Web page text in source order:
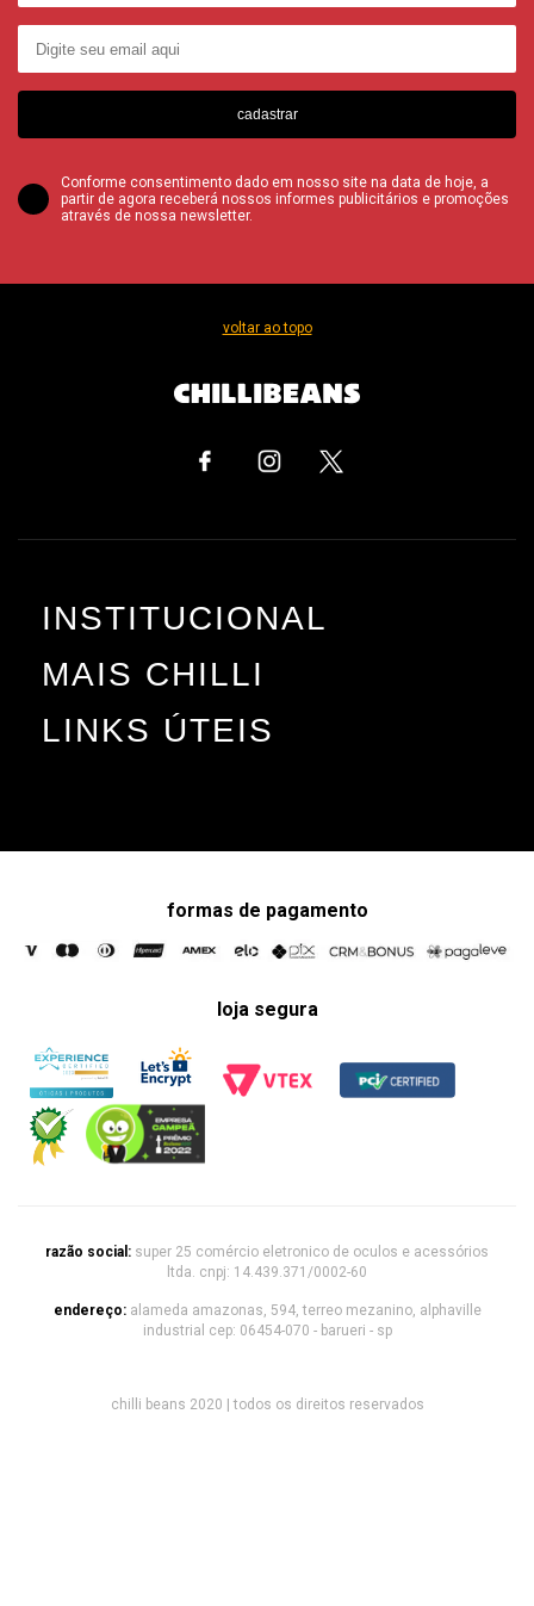
cadastrar
Conforme consentimento dado em nosso site na data de hoje, a
partir de agora receberá nossos informes publicitários e promoções
através de nossa newsletter.
voltar ao topo
INSTITUCIONAL
MAIS CHILLI
LINKS ÚTEIS
formas de pagamento
loja segura
razão social: super 25 comércio eletronico de oculos e acessórios
ltda. cnpj: 14.439.371/0002-60
endereço: alameda amazonas, 594, terreo mezanino, alphaville
industrial cep: 06454-070 - barueri - sp
chilli beans 2020 | todos os direitos reservados